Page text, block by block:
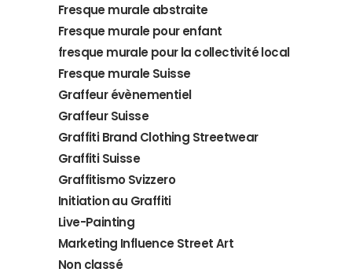
Fresque murale abstraite
Fresque murale pour enfant
fresque murale pour la collectivité local
Fresque murale Suisse
Graffeur évènementiel
Graffeur Suisse
Graffiti Brand Clothing Streetwear
Graffiti Suisse
Graffitismo Svizzero
Initiation au Graffiti
Live-Painting
Marketing Influence Street Art
Non classé